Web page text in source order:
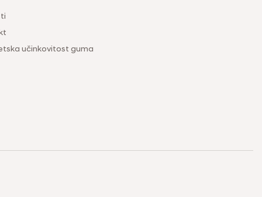
učinkovitost guma